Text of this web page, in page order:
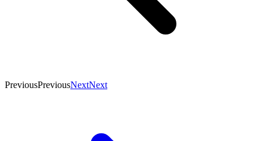
PreviousPreviousNextNext